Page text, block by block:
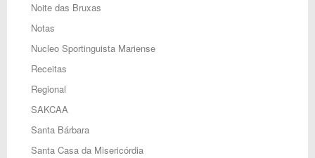
Noite das Bruxas
Notas
Nucleo Sportinguista Mariense
Receitas
Regional
SAKCAA
Santa Bárbara
Santa Casa da Misericórdia